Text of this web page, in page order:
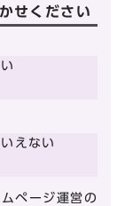
せください
えない
ページ運営の